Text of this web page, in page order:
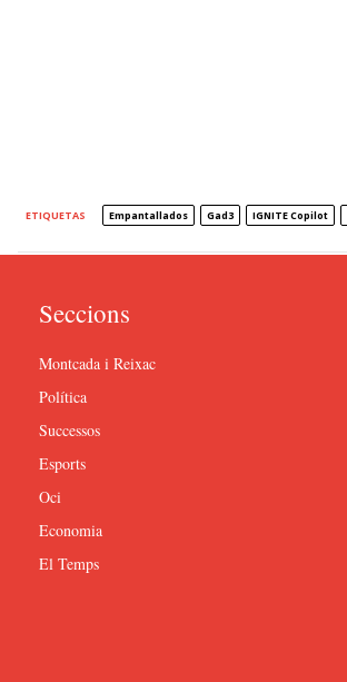
ETIQUETAS Empantallados Gad3 IGNITE Copilot
Seccions
Montcada i Reixac
Política
Successos
Esports
Oci
Economia
El Temps